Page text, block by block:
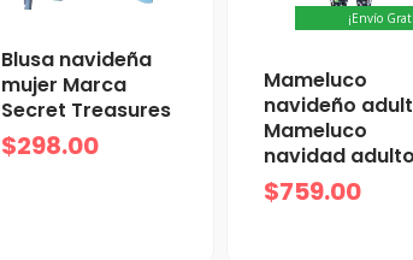
Blusa navideña
mujer Marca
Secret Treasures
$298.00
¡Envío
Mameluco
navideño
Mameluco
navidad adulto
$759.00